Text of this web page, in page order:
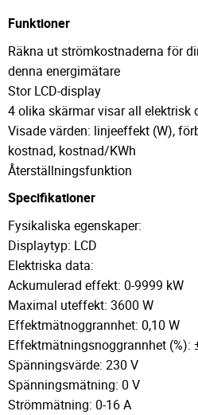
Funktioner
Räkna ut strömkostnaderna för
denna energimätare
Stor LCD-display
4 olika skärmar visar all elektrisk
Visade värden: linjeeffekt (W),
kostnad, kostnad/KWh
Återställningsfunktion
Specifikationer
Fysikaliska egenskaper:
Displaytyp: LCD
Elektriska data:
Ackumulerad effekt: 0-9999 kW
Maximal uteffekt: 3600 W
Effektmätnoggrannhet: 0,10 W
Effektmätningsnoggrannhet (%):
Spänningsvärde: 230 V
Spänningsmätning: 0 V
Strömmätning: 0-16 A